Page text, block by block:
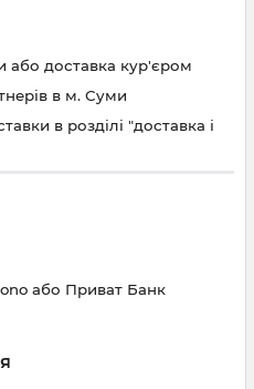
або доставка кур'єром
в м. Суми
в розділі "доставка і
або Приват Банк